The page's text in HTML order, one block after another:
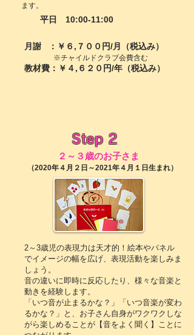
ます。
平日 10:00-11:00
月謝 ：￥６,７００円/月（税込み）
※チャイルドクラブ会費含む
教材費：￥４,６２０円/年（税込み）
Step 2
２～３歳のお子さま
（2020年４月２日～2021年４月１日生まれ）
2～3歳児の表現力は天才的！絵本やパネル
でイメージの幅を広げ、表現活動を楽しみま
しょう。
音の違いに即時に反応したり、様々な音楽と
動きを経験します。
「いつ音が止まるかな？」「いつ音楽が変わ
るかな？」と、お子さん自身がワクワクしな
がら楽しめることが【音をよく聞く】ことに